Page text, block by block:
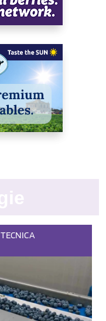
TECNICA